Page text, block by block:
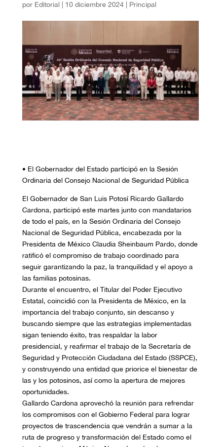
por Editorial| 10 diciembre 2024| Principal
• El Gobernador del Estado participó en la Sesión
Ordinaria del Consejo Nacional de Seguridad Pública
El Gobernador de San Luis Potosí Ricardo Gallardo
Cardona, participó este martes junto con mandatarios
de todo el país, en la Sesión Ordinaria del Consejo
Nacional de Seguridad Pública, encabezada por la
Presidenta de México Claudia Sheinbaum Pardo, donde
ratificó el compromiso de trabajo coordinado para
seguir garantizando la paz, la tranquilidad y el apoyo a
las familias potosinas.
Durante el encuentro, el Titular del Poder Ejecutivo
Estatal, coincidió con la Presidenta de México, en la
importancia del trabajo conjunto, sin descanso y
buscando siempre que las estrategias implementadas
sigan teniendo éxito, tras respaldar la labor
presidencial, y reafirmar el trabajo de la Secretaría de
Seguridad y Protección Ciudadana del Estado (SSPCE),
y construyendo una entidad que priorice el bienestar de
las y los potosinos, así como la apertura de mejores
oportunidades.
Gallardo Cardona aprovechó la reunión para refrendar
los compromisos con el Gobierno Federal para lograr
proyectos de trascendencia que vendrán a sumar a la
ruta de progreso y transformación del Estado como el